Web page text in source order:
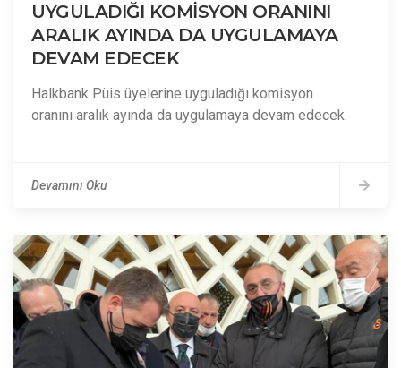
UYGULADIĞI KOMİSYON ORANINI
ARALIK AYINDA DA UYGULAMAYA
DEVAM EDECEK
Halkbank Püis üyelerine uyguladığı komisyon
oranını aralık ayında da uygulamaya devam edecek.
Devamını Oku